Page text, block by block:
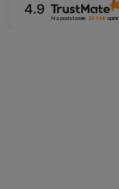
4.9
Na podstawie 29 748 opinii